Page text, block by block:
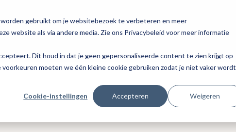
gebruikt om je websitebezoek te verbeteren en meer
website als via andere media. Zie ons Privacybeleid voor meer informatie
Dit houd in dat je geen gepersonaliseerde content te zien krijgt op
voorkeuren moeten we één kleine cookie gebruiken zodat je niet vaker wordt
Cookie-instellingen Accepteren Weigeren